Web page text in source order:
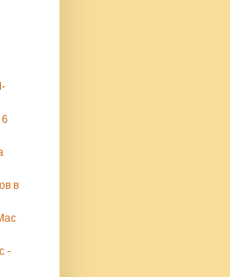
в
-